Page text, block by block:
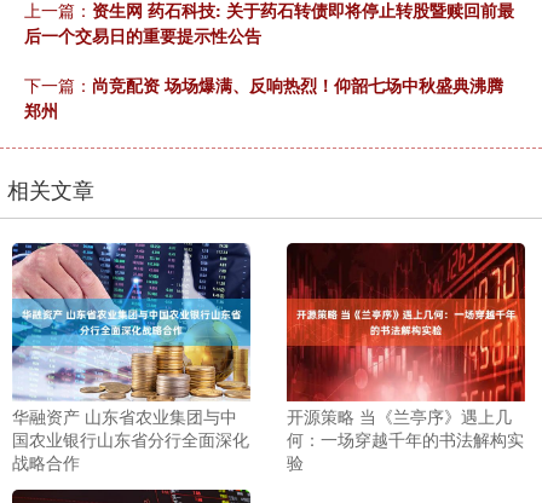
上一篇： 资生网 药石科技: 关于药石转债即将停止转股暨赎回前最
后一个交易日的重要提示性公告
下一篇： 尚竞配资 场场爆满、反响热烈！仰韶七场中秋盛典沸腾
郑州
相关文章
华融资产 山东省农业集团与中
国农业银行山东省分行全面深化
战略合作
开源策略 当《兰亭序》遇上几
何：一场穿越千年的书法解构实
验